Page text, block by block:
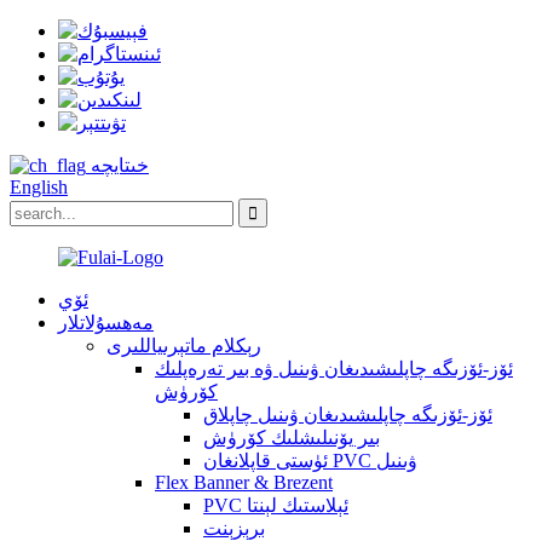
خىتايچە
English
ئۆي
مەھسۇلاتلار
رېكلام ماتېرىياللىرى
ئۆز-ئۆزىگە چاپلىشىدىغان ۋىنىل ۋە بىر تەرەپلىك
كۆرۈش
ئۆز-ئۆزىگە چاپلىشىدىغان ۋىنىل چاپلاق
بىر يۆنىلىشلىك كۆرۈش
ئۈستى قاپلانغان PVC ۋىنىل
Flex Banner & Brezent
PVC ئېلاستىك لېنتا
برېزېنت